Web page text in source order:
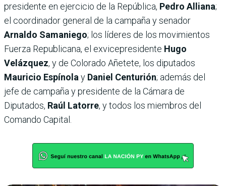
presidente en ejercicio de la República, Pedro Alliana;
el coordinador general de la campaña y senador
Arnaldo Samaniego; los líderes de los movimientos
Fuerza Republicana, el exvicepresidente Hugo
Velázquez, y de Colorado Añetete, los diputados
Mauricio Espínola y Daniel Centurión; además del
jefe de campaña y presidente de la Cámara de
Diputados, Raúl Latorre, y todos los miembros del
Comando Capital.